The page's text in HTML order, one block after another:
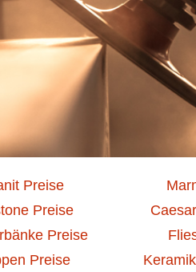
Preise
Preise
Preise
Preise